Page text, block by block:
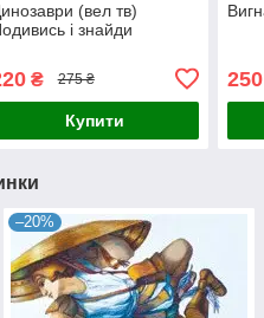
(вел тв)
і знайди
₴ 275 ₴
Купити
–20%